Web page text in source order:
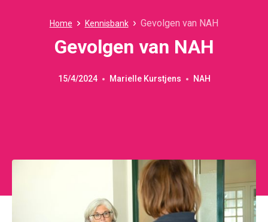
Home Kennisbank Gevolgen van NAH
Gevolgen van NAH
15/4/2024 Marielle Kurstjens NAH